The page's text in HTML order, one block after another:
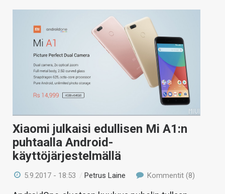
Xiaomi julkaisi edullisen Mi A1:n
puhtaalla Android-
käyttöjärjestelmällä
5.9.2017 - 18:53 / Petrus Laine Kommentit (8)